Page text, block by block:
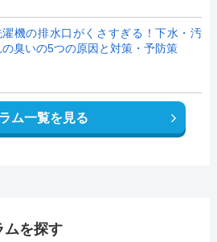
濯機の排水口がくさすぎる！下水・汚
の臭いの5つの原因と対策・予防策
ム一覧を見る
ムを探す